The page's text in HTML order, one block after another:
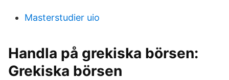
Masterstudier uio
Handla på grekiska börsen:
Grekiska börsen